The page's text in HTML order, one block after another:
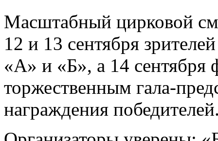
Масштабный цирковой
12 и 13 сентября
«А» и «Б», а 14 сентября
торжественным гала-
награждения